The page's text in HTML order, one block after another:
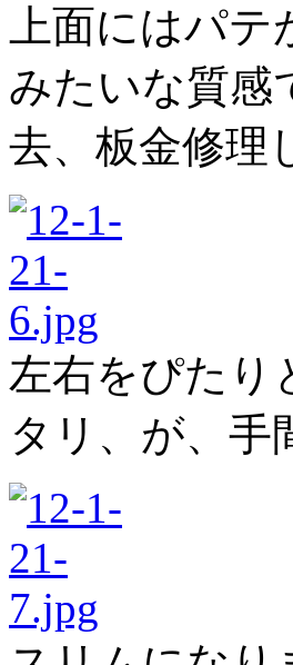
上面にはパ
みたいな質感
去、板金修理
左右をぴたり
タリ、が、手